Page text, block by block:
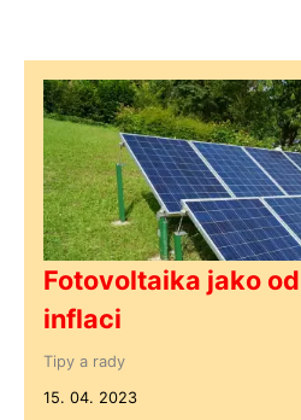
Fotovoltaika jako
inflaci
Tipy a rady
15. 04. 2023